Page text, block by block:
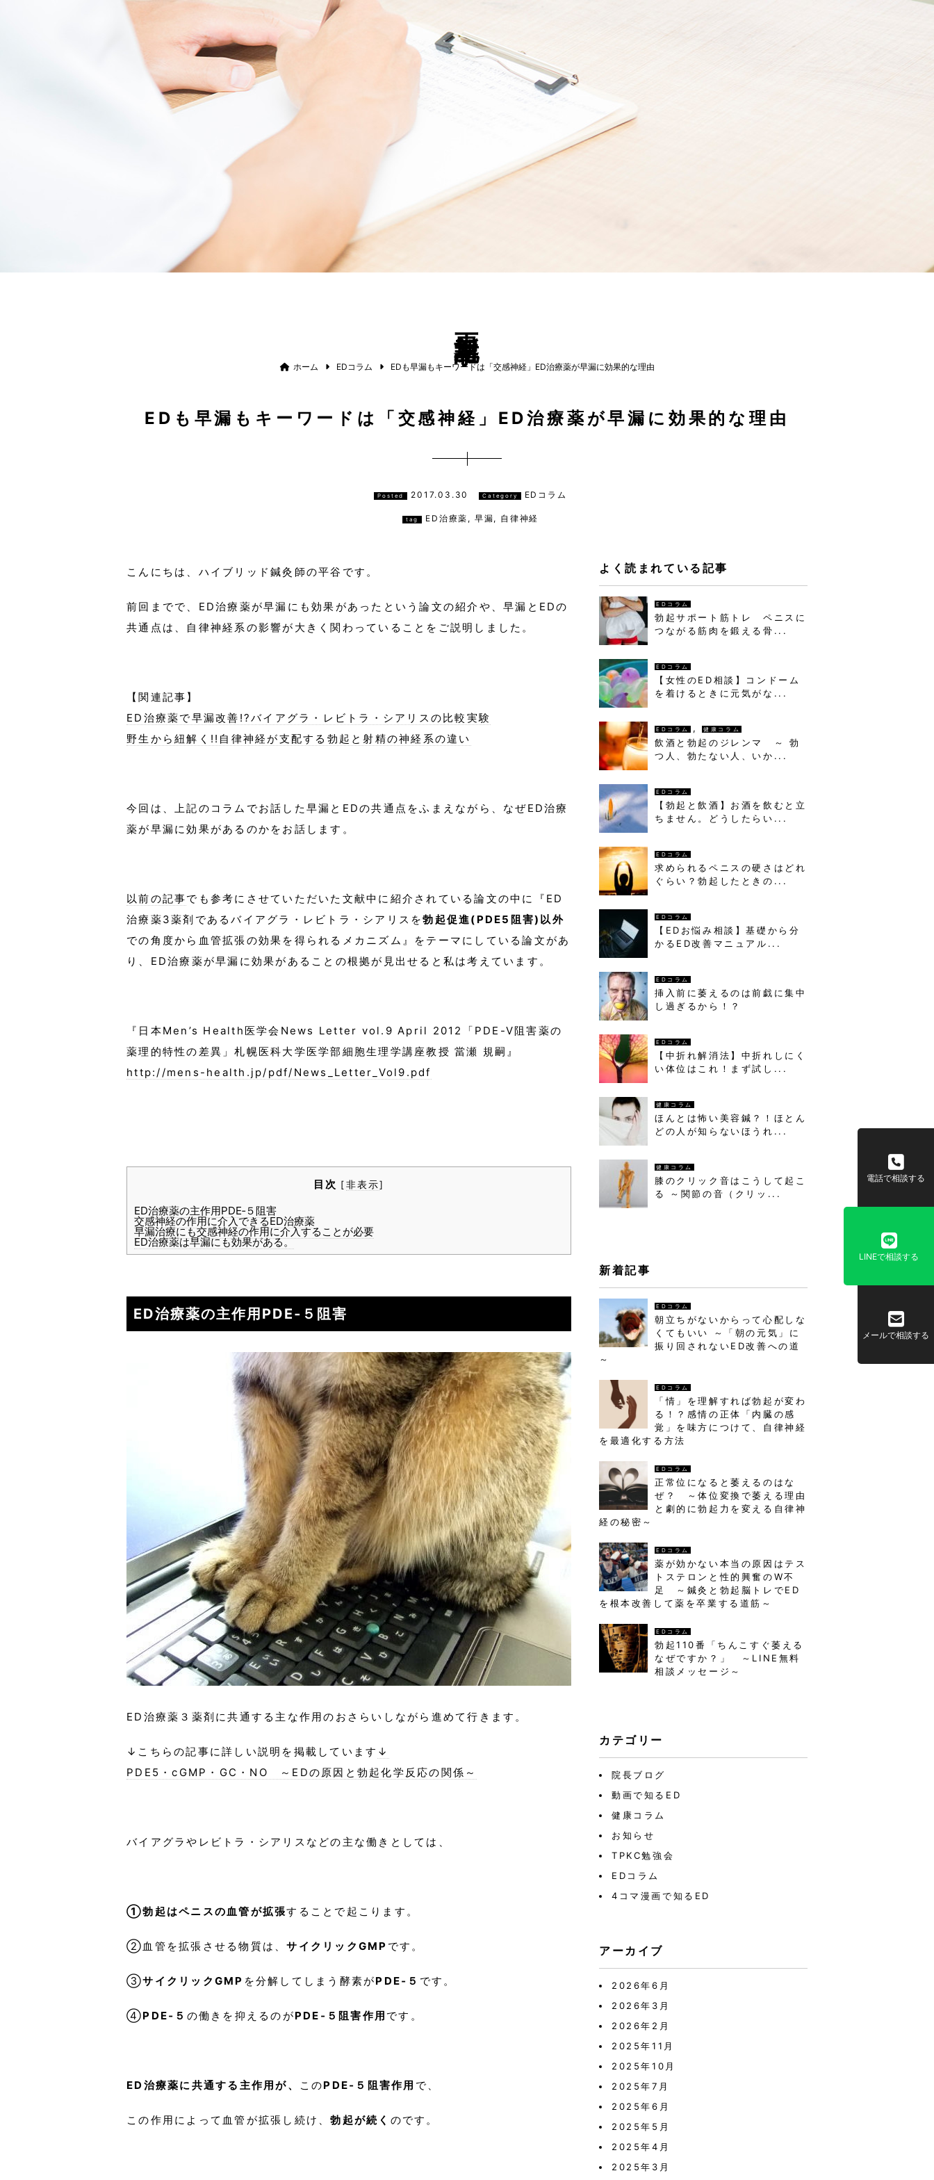
ホーム EDコラム EDも早漏もキーワードは「交感神経」ED治療薬が早漏に効果的な理由
EDも早漏もキーワードは「交感神経」ED治療薬が早漏に効果的な理由
Posted 2017.03.30 Category EDコラム
tag ED治療薬 , 早漏, 自律神経
こんにちは、ハイブリッド鍼灸師の平谷です。
前回までで、ED治療薬が早漏にも効果があったという論文の紹介や、早漏とEDの
共通点は、自律神経系の影響が大きく関わっていることをご説明しました。
【関連記事】
ED治療薬で早漏改善!?バイアグラ・レビトラ・シアリスの比較実験
野生から紐解く!!自律神経が支配する勃起と射精の神経系の違い
今回は、上記のコラムでお話した早漏とEDの共通点をふまえながら、なぜED治療
薬が早漏に効果があるのかをお話します。
以前の記事でも参考にさせていただいた文献中に紹介されている論文の中に『ED
治療薬3薬剤であるバイアグラ・レビトラ・シアリスを勃起促進(PDE5阻害)以外
での角度から血管拡張の効果を得られるメカニズム』をテーマにしている論文があ
り、ED治療薬が早漏に効果があることの根拠が見出せると私は考えています。
『日本Men’s Health医学会News Letter vol.9 April 2012「PDE-Ⅴ阻害薬の
薬理的特性の差異」札幌医科大学医学部細胞生理学講座教授 當瀬 規嗣』
http://mens-health.jp/pdf/News_Letter_Vol9.pdf
目次 [非表示]
ED治療薬の主作用PDE‐５阻害
交感神経の作用に介入できるED治療薬
早漏治療にも交感神経の作用に介入することが必要
ED治療薬は早漏にも効果がある。
ED治療薬の主作用PDE‐５阻害
ED治療薬３薬剤に共通する主な作用のおさらいしながら進めて行きます。
↓こちらの記事に詳しい説明を掲載しています ↓
PDE5・cGMP・GC・NO ～EDの原因と勃起化学反応の関係～
バイアグラやレビトラ・シアリスなどの主な働きとしては、
①勃起はペニスの血管が拡張することで起こります。
②血管を拡張させる物質は、サイクリックGMP です。
③サイクリックGMP を分解してしまう酵素がPDE‐５ です。
④PDE‐５ の働きを抑えるのがPDE‐５阻害作用 です。
ED治療薬に共通する主作用が、 このPDE‐５阻害作用 で、
この作用によって血管が拡張し続け、勃起が続く のです。
よく読まれている記事
EDコラム
勃起サポート筋トレ ペニスに
つながる筋肉を鍛える骨...
EDコラム
【女性のED相談】コンドーム
を着けるときに元気がな...
EDコラム , 健康コラム
飲酒と勃起のジレンマ ～ 勃
つ人、勃たない人、いか...
EDコラム
【勃起と飲酒】お酒を飲むと立
ちません。どうしたらい...
EDコラム
求められるペニスの硬さはどれ
ぐらい？勃起したときの...
EDコラム
【EDお悩み相談】基礎から分
かるED改善マニュアル...
EDコラム
挿入前に萎えるのは前戯に集中
し過ぎるから！？
EDコラム
【中折れ解消法】中折れしにく
い体位はこれ！まず試し...
健康コラム
ほんとは怖い美容鍼？！ほとん
どの人が知らないほうれ...
健康コラム
膝のクリック音はこうして起こ
る ～関節の音（クリッ...
新着記事
EDコラム
朝立ちがないからって心配しな
くてもいい ～「朝の元気」に
振り回されないED改善への道
～
EDコラム
「情」を理解すれば勃起が変わ
る！？感情の正体「内臓の感
覚」を味方につけて、自律神経
を最適化する方法
EDコラム
正常位になると萎えるのはな
ぜ？ ～体位変換で萎える理由
と劇的に勃起力を変える自律神
経の秘密～
EDコラム
薬が効かない本当の原因はテス
トステロンと性的興奮のW不
足 ～鍼灸と勃起脳トレでED
を根本改善して薬を卒業する道筋～
EDコラム
勃起110番「ちんこすぐ萎える
なぜですか？」 ～LINE無料
相談メッセージ～
カテゴリー
院長ブログ
動画で知るED
健康コラム
お知らせ
TPKC勉強会
EDコラム
4コマ漫画で知るED
アーカイブ
2026年6月
2026年3月
2026年2月
2025年11月
2025年10月
2025年7月
2025年6月
2025年5月
2025年4月
2025年3月
電話で相談する
LINEで相談する
メールで相談する